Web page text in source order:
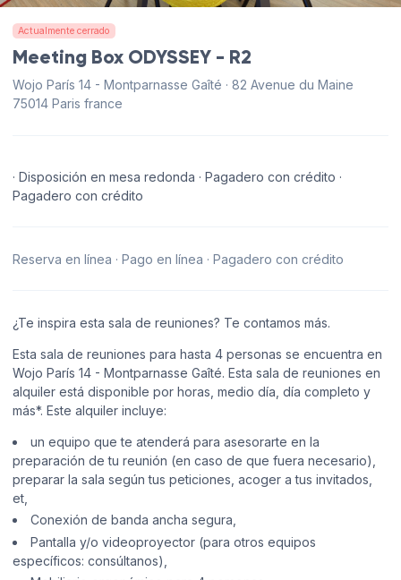
Actualmente cerrado
Meeting Box ODYSSEY - R2
Wojo París 14 - Montparnasse Gaîté · 82 Avenue du Maine
75014 Paris france
· Disposición en mesa redonda · Pagadero con crédito ·
Pagadero con crédito
Reserva en línea · Pago en línea · Pagadero con crédito
¿Te inspira esta sala de reuniones? Te contamos más.
Esta sala de reuniones para hasta 4 personas se encuentra en
Wojo París 14 - Montparnasse Gaîté. Esta sala de reuniones en
alquiler está disponible por horas, medio día, día completo y
más*. Este alquiler incluye:
un equipo que te atenderá para asesorarte en la
preparación de tu reunión (en caso de que fuera necesario),
preparar la sala según tus peticiones, acoger a tus invitados,
et,
Conexión de banda ancha segura,
Pantalla y/o videoproyector (para otros equipos
específicos: consúltanos),